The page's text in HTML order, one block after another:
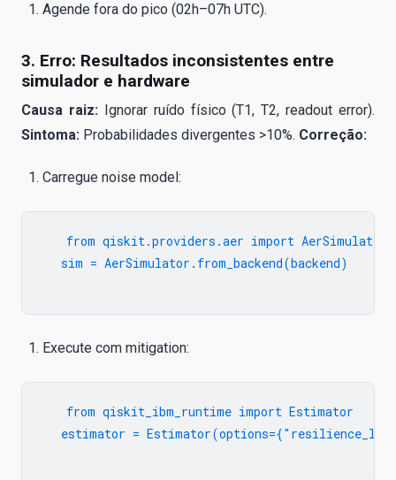
Agende fora do pico (02h–07h UTC).
3. Erro: Resultados inconsistentes entre
simulador e hardware
Causa raiz:Ignorar ruído físico (T1, T2, readout error).
Sintoma: Probabilidades divergentes >10%. Correção:
Carregue noise model:
   from qiskit.providers.aer import AerSimulator
   sim = AerSimulator.from_backend(backend)
Execute com mitigation:
   from qiskit_ibm_runtime import Estimator
estimator =